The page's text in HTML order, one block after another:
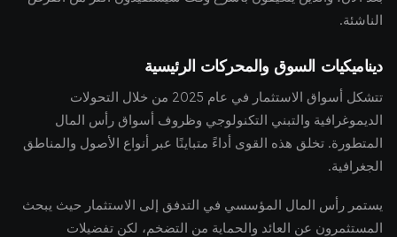
الناشئة.
ديناميكيات السوق والمحركات الرئيسية
تتشكل أسواق الاستثمار في عام 2025 من خلال التحولات
الديموغرافية والتبني التكنولوجي وظروف أسواق رأس المال
المتطورة. تخلق هذه القوى أداءً متباينًا عبر أنواع الأصول والمناطق
الجغرافية.
يستمر رأس المال المؤسسي في التدفق إلى الاستثمار حيث يبحث
المستثمرون عن العائد والحماية من التضخم، لكن تفضيلات